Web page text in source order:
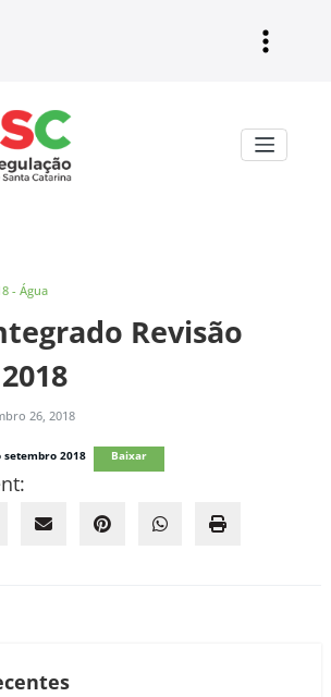
- Água
Revisão
26, 2018
setembro 2018 Baixar